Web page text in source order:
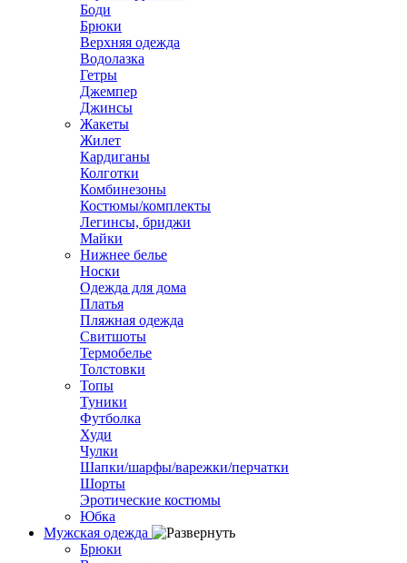
Боди
Брюки
Верхняя одежда
Водолазка
Гетры
Джемпер
Джинсы
Жакеты
Жилет
Кардиганы
Колготки
Комбинезоны
Костюмы/комплекты
Легинсы, бриджи
Майки
Нижнее белье
Носки
Одежда для дома
Платья
Пляжная одежда
Свитшоты
Термобелье
Толстовки
Топы
Туники
Футболка
Худи
Чулки
Шапки/шарфы/варежки/перчатки
Шорты
Эротические костюмы
Юбка
Мужская одежда
Брюки